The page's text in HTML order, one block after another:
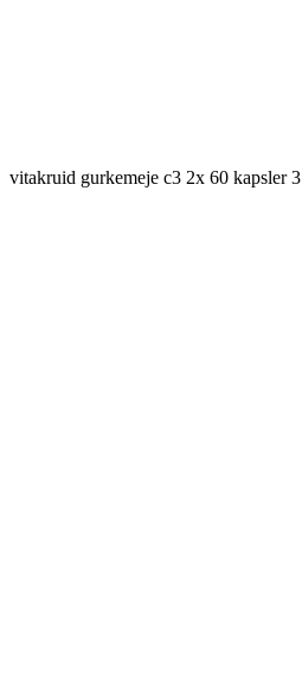
vitakruid gurkemeje c3 2x 60 kapsler 3